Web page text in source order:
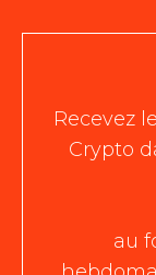
Recevez
Crypto
au